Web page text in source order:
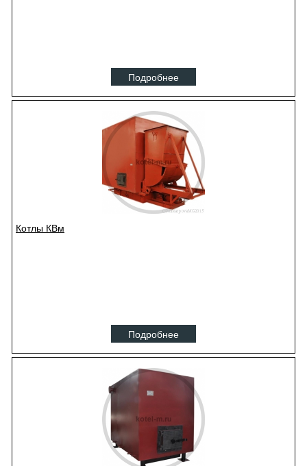
Подробнее
Котлы КВм
Подробнее